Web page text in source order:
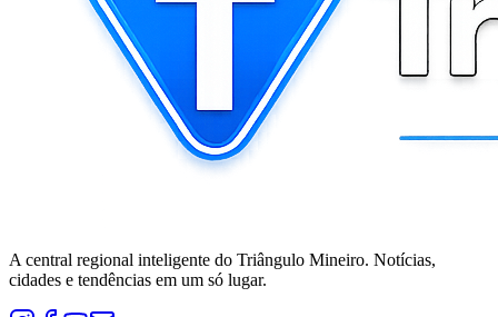
A central regional inteligente do Triângulo Mineiro. Notícias,
cidades e tendências em um só lugar.